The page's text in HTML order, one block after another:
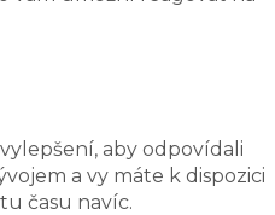
aby odpovídali
a vy máte k dispozici
času navíc.